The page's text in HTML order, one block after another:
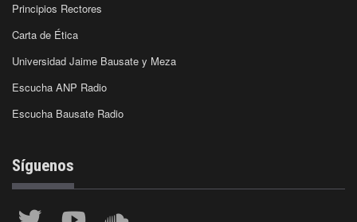
Principios Rectores
Carta de Ética
Universidad Jaime Bausate y Meza
Escucha ANP Radio
Escucha Bausate Radio
Síguenos